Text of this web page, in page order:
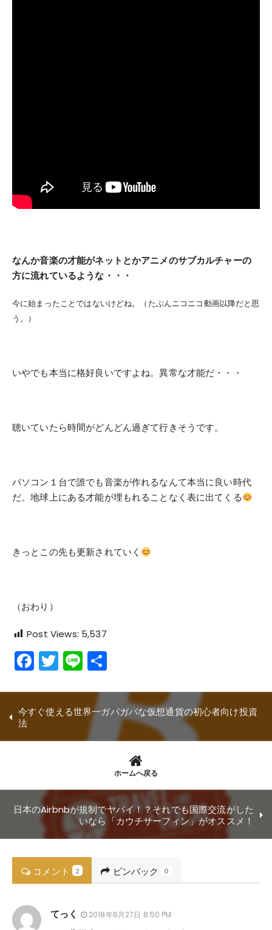
なんか音楽の才能がネットとかアニメのサブカルチャーの
方に流れているような・・・
今に始まったことではないけどね。（たぶんニコニコ動画以降だと思
う。）
いやでも本当に格好良いですよね。異常な才能だ・・・
聴いていたら時間がどんどん過ぎて行きそうです。
パソコン１台で誰でも音楽が作れるなんて本当に良い時代
だ。地球上にある才能が埋もれることなく表に出てくる
きっとこの先も更新されていく
（おわり）
Post Views: 5,537
Facebook
Twitter
Line
今すぐ使える世界一ガバガバな仮想通貨の初心者向け投資
法
ホームへ戻る
日本のAirbnbが規制でヤバイ！？それでも国際交流がした
いなら「カウチサーフィン」がオススメ！
コメント 2 ピンバック 0
てっく 2018年6月27日 8:50 PM